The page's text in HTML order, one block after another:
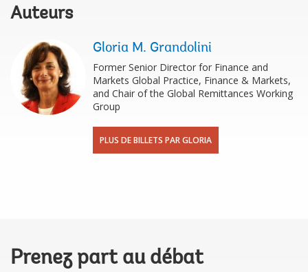
Auteurs
Gloria M. Grandolini
Former Senior Director for Finance and
Markets Global Practice, Finance & Markets,
and Chair of the Global Remittances Working
Group
PLUS DE BILLETS PAR GLORIA
Prenez part au débat